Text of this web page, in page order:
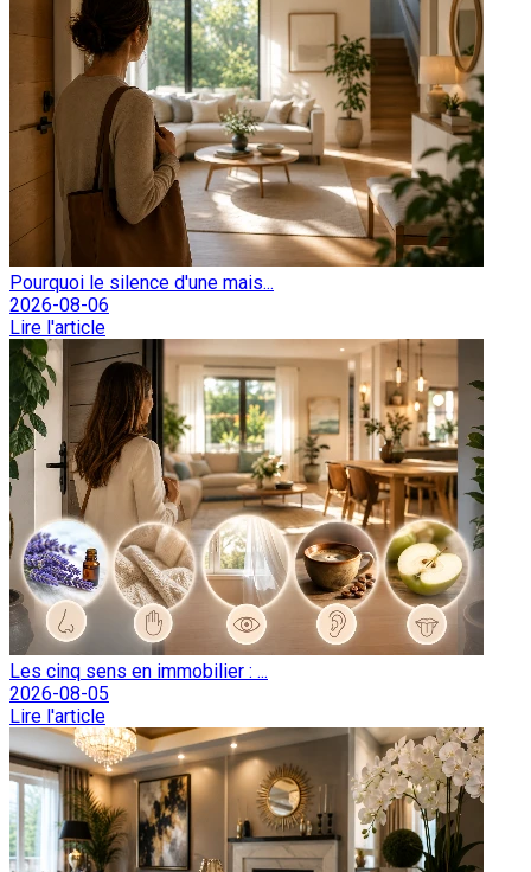
Pourquoi le silence d'une mais...
2026-08-06
Lire l'article
Les cinq sens en immobilier : ...
2026-08-05
Lire l'article